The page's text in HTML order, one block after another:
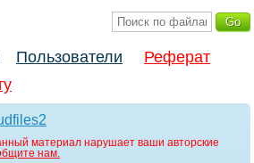
Пользователи
Реферат
материал нарушает ваши авторские
нам.